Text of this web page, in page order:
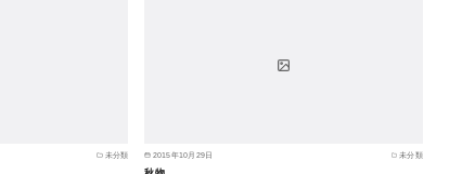
未分類 2015年10月29日 未分類